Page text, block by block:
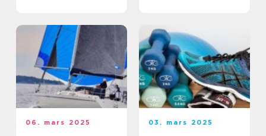
06. mars 2025 03. mars 2025